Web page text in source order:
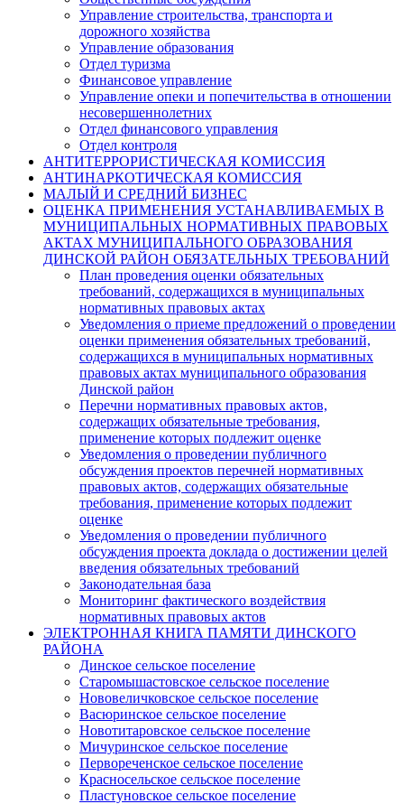
Управление строительства, транспорта и
дорожного хозяйства
Управление образования
Отдел туризма
Финансовое управление
Управление опеки и попечительства в отношении
несовершеннолетних
Отдел финансового управления
Отдел контроля
АНТИТЕРРОРИСТИЧЕСКАЯ КОМИССИЯ
АНТИНАРКОТИЧЕСКАЯ КОМИССИЯ
МАЛЫЙ И СРЕДНИЙ БИЗНЕС
ОЦЕНКА ПРИМЕНЕНИЯ УСТАНАВЛИВАЕМЫХ В
МУНИЦИПАЛЬНЫХ НОРМАТИВНЫХ ПРАВОВЫХ
АКТАХ МУНИЦИПАЛЬНОГО ОБРАЗОВАНИЯ
ДИНСКОЙ РАЙОН ОБЯЗАТЕЛЬНЫХ ТРЕБОВАНИЙ
План проведения оценки обязательных
требований, содержащихся в муниципальных
нормативных правовых актах
Уведомления о приеме предложений о проведении
оценки применения обязательных требований,
содержащихся в муниципальных нормативных
правовых актах муниципального образования
Динской район
Перечни нормативных правовых актов,
содержащих обязательные требования,
применение которых подлежит оценке
Уведомления о проведении публичного
обсуждения проектов перечней нормативных
правовых актов, содержащих обязательные
требования, применение которых подлежит
оценке
Уведомления о проведении публичного
обсуждения проекта доклада о достижении целей
введения обязательных требований
Законодательная база
Мониторинг фактического воздействия
нормативных правовых актов
ЭЛЕКТРОННАЯ КНИГА ПАМЯТИ ДИНСКОГО
РАЙОНА
Динское сельское поселение
Старомышастовское сельское поселение
Нововеличковское сельское поселение
Васюринское сельское поселение
Новотитаровское сельское поселение
Мичуринское сельское поселение
Первореченское сельское поселение
Красносельское сельское поселение
Пластуновское сельское поселение